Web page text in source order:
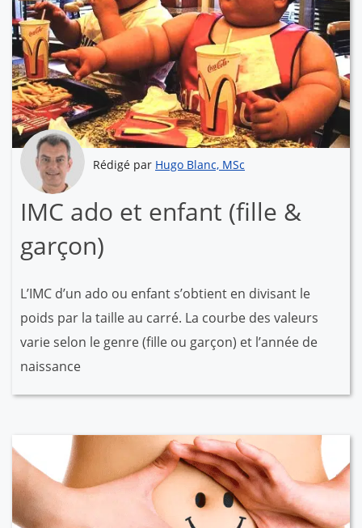
Rédigé par Hugo Blanc, MSc
IMC ado et enfant (fille &
garçon)
L’IMC d’un ado ou enfant s’obtient en divisant le
poids par la taille au carré. La courbe des valeurs
varie selon le genre (fille ou garçon) et l’année de
naissance